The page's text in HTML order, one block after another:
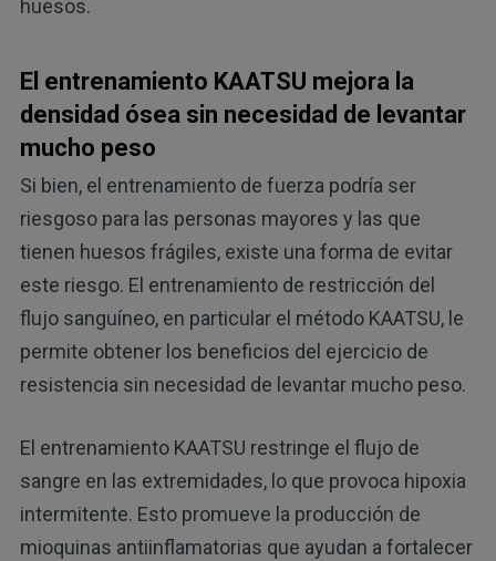
huesos.
El entrenamiento KAATSU mejora la
densidad ósea sin necesidad de levantar
mucho peso
Si bien, el entrenamiento de fuerza podría ser
riesgoso para las personas mayores y las que
tienen huesos frágiles, existe una forma de evitar
este riesgo. El entrenamiento de restricción del
flujo sanguíneo, en particular el método KAATSU, le
permite obtener los beneficios del ejercicio de
resistencia sin necesidad de levantar mucho peso.
El entrenamiento KAATSU restringe el flujo de
sangre en las extremidades, lo que provoca hipoxia
intermitente. Esto promueve la producción de
mioquinas antiinflamatorias que ayudan a fortalecer